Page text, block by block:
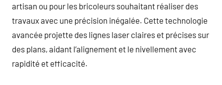
artisan ou pour les bricoleurs souhaitant réaliser des
travaux avec une précision inégalée. Cette technologie
avancée projette des lignes laser claires et précises sur
des plans, aidant l’alignement et le nivellement avec
rapidité et efficacité.